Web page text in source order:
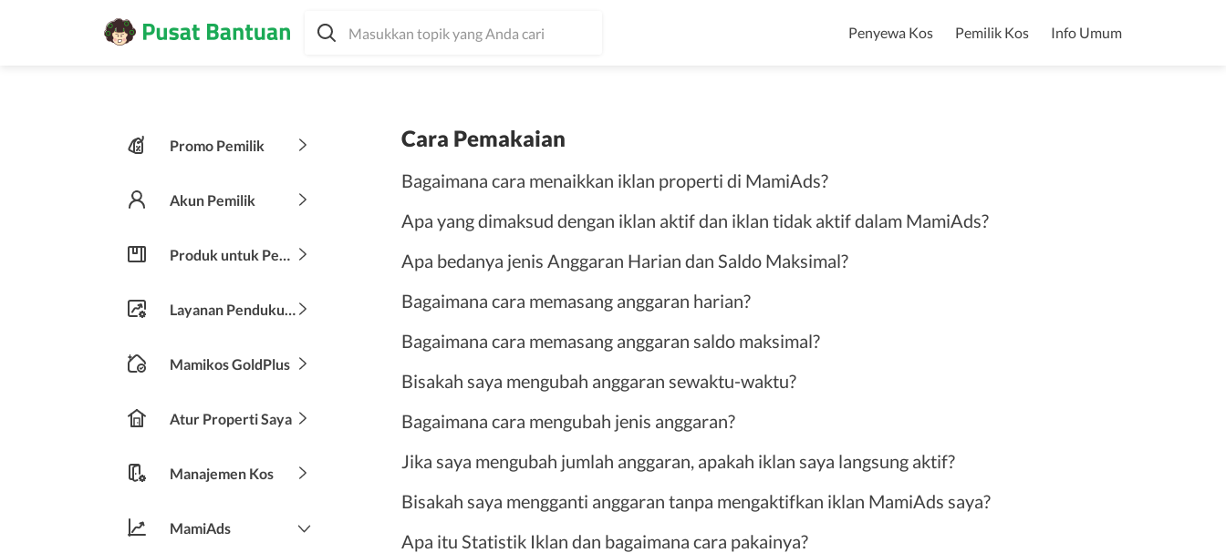
Penyewa Kos Pemilik Kos Info Umum
Promo Pemilik
Akun Pemilik
Produk untuk Pemilik
Layanan Pendukung
Mamikos GoldPlus
Atur Properti Saya
Manajemen Kos
MamiAds
Cara Pemakaian
Bagaimana cara menaikkan iklan properti di MamiAds?
Apa yang dimaksud dengan iklan aktif dan iklan tidak aktif dalam MamiAds?
Apa bedanya jenis Anggaran Harian dan Saldo Maksimal?
Bagaimana cara memasang anggaran harian?
Bagaimana cara memasang anggaran saldo maksimal?
Bisakah saya mengubah anggaran sewaktu-waktu?
Bagaimana cara mengubah jenis anggaran?
Jika saya mengubah jumlah anggaran, apakah iklan saya langsung aktif?
Bisakah saya mengganti anggaran tanpa mengaktifkan iklan MamiAds saya?
Apa itu Statistik Iklan dan bagaimana cara pakainya?